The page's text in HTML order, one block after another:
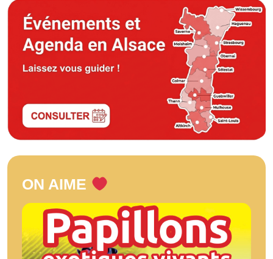
ON AIME